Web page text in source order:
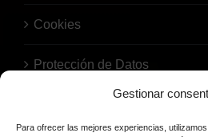
Gestionar
Para ofrecer las mejores experiencias,
Cookies
Protección de Datos